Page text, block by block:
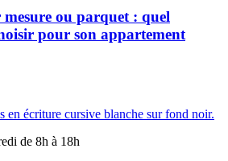
ou parquet : quel
pour son appartement
de 8h à 18h